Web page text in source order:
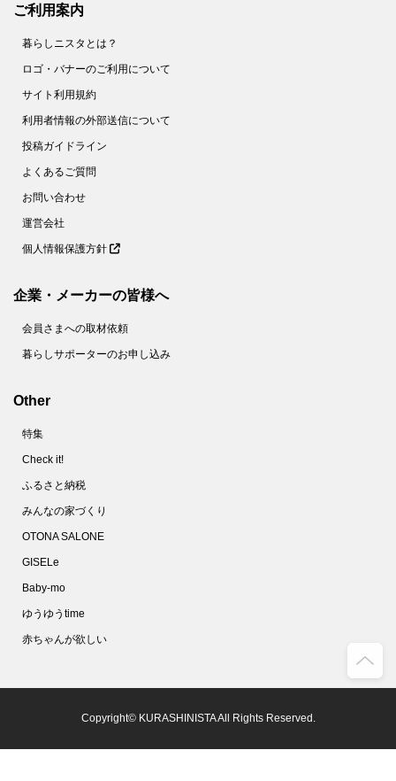
ご利用案内
暮らしニスタとは？
ロゴ・バナーのご利用について
サイト利用規約
利用者情報の外部送信について
投稿ガイドライン
よくあるご質問
お問い合わせ
運営会社
個人情報保護方針
企業・メーカーの皆様へ
会員さまへの取材依頼
暮らしサポーターのお申し込み
Other
特集
Check it!
ふるさと納税
みんなの家づくり
OTONA SALONE
GISELe
Baby-mo
ゆうゆうtime
赤ちゃんが欲しい
Copyright© KURASHINISTA All Rights Reserved.